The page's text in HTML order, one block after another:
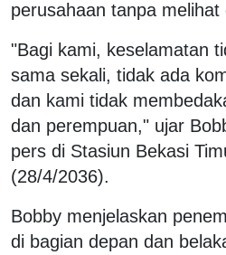
perusahaan tanpa melihat
"Bagi kami, keselamatan
sama sekali, tidak ada
dan kami tidak
dan perempuan," ujar
pers di Stasiun Bekasi
(28/4/2036).
Bobby menjelaskan
di bagian depan dan